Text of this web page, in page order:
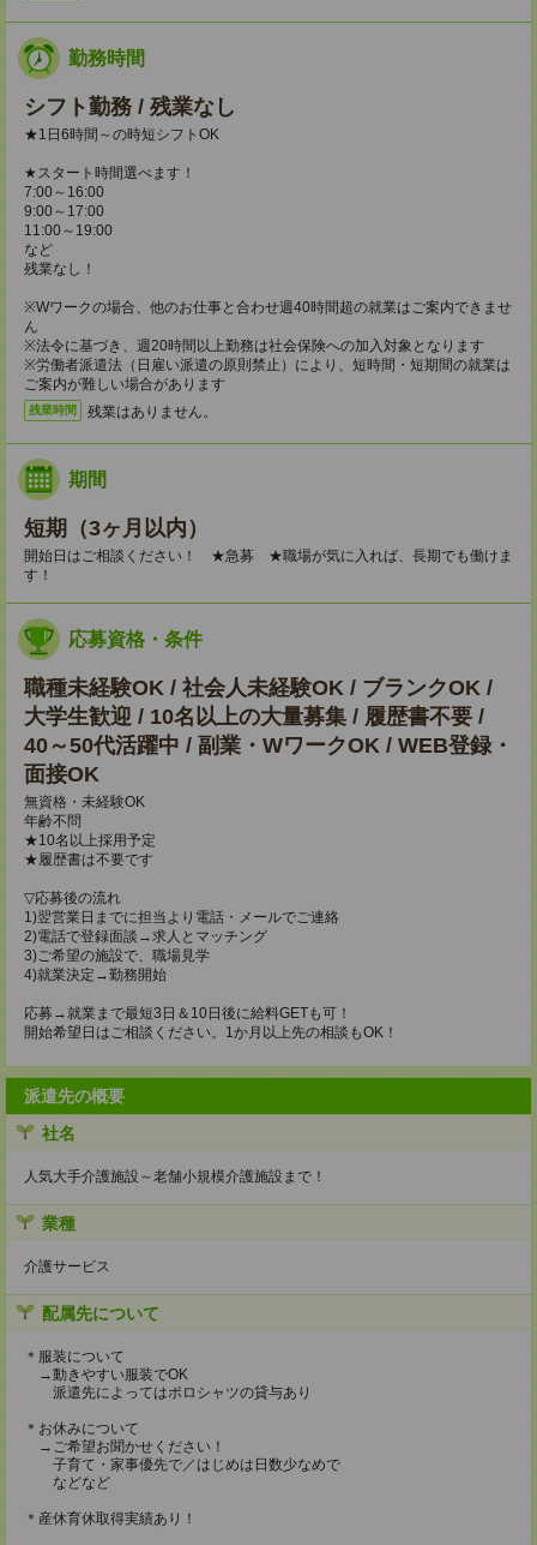
勤務時間
シフト勤務 / 残業なし
★1日6時間～の時短シフトOK
★スタート時間選べます！
7:00～16:00
9:00～17:00
11:00～19:00
など
残業なし！
※Wワークの場合、他のお仕事と合わせ週40時間超の就業はご案内できませ
ん
※法令に基づき、週20時間以上勤務は社会保険への加入対象となります
※労働者派遣法（日雇い派遣の原則禁止）により、短時間・短期間の就業は
ご案内が難しい場合があります
残業時間 残業はありません。
期間
短期（3ヶ月以内）
開始日はご相談ください！ ★急募 ★職場が気に入れば、長期でも働けま
す！
応募資格・条件
職種未経験OK / 社会人未経験OK / ブランクOK /
大学生歓迎 / 10名以上の大量募集 / 履歴書不要 /
40～50代活躍中 / 副業・WワークOK / WEB登録・
面接OK
無資格・未経験OK
年齢不問
★10名以上採用予定
★履歴書は不要です
▽応募後の流れ
1)翌営業日までに担当より電話・メールでご連絡
2)電話で登録面談→求人とマッチング
3)ご希望の施設で、職場見学
4)就業決定→勤務開始
応募→就業まで最短3日＆10日後に給料GETも可！
開始希望日はご相談ください。1か月以上先の相談もOK！
派遣先の概要
社名
人気大手介護施設～老舗小規模介護施設まで！
業種
介護サービス
配属先について
＊服装について
→動きやすい服装でOK
派遣先によってはポロシャツの貸与あり
＊お休みについて
→ご希望お聞かせください！
子育て・家事優先で／はじめは日数少なめで
などなど
＊産休育休取得実績あり！